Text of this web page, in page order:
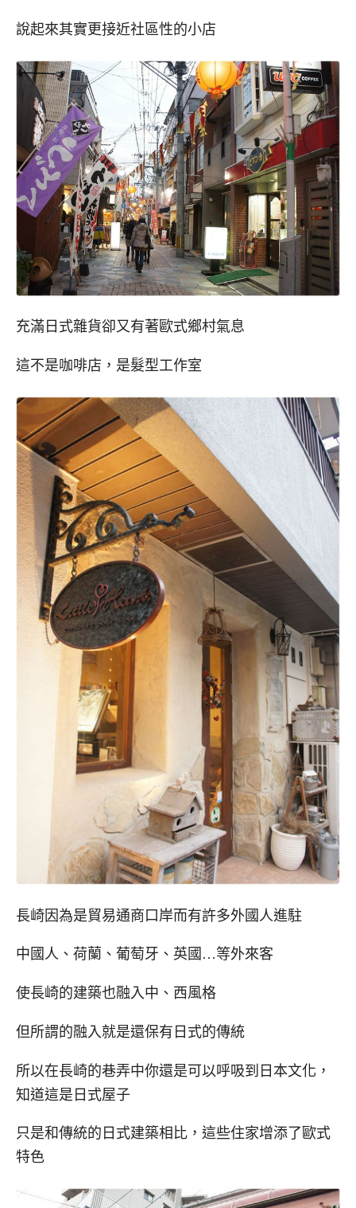
說起來其實更接近社區性的小店
充滿日式雜貨卻又有著歐式鄉村氣息
這不是咖啡店，是髮型工作室
長崎因為是貿易通商口岸而有許多外國人進駐
中國人、荷蘭、葡萄牙、英國…等外來客
使長崎的建築也融入中、西風格
但所謂的融入就是還保有日式的傳統
所以在長崎的巷弄中你還是可以呼吸到日本文化，
知道這是日式屋子
只是和傳統的日式建築相比，這些住家增添了歐式
特色